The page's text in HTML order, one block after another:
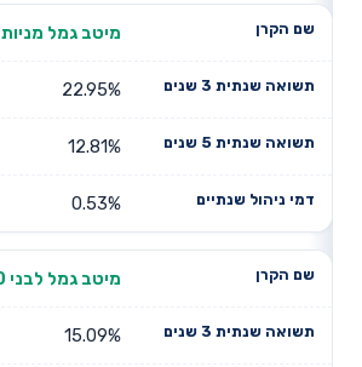
מיטב גמל מניות
22.95%
12.81%
0.53%
מיטב גמל לבני 50 ומטה
15.09%